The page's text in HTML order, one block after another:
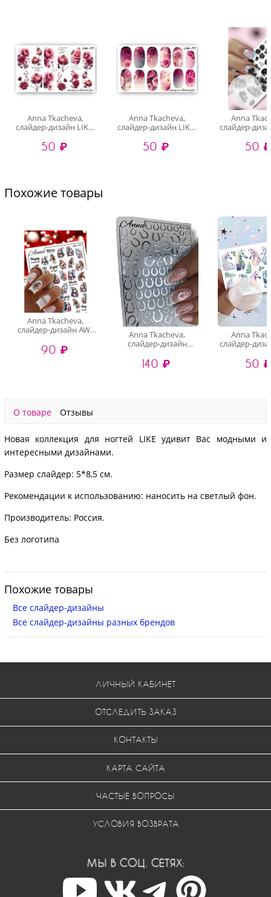
Anna Tkacheva,
слайдер-дизайн LIKE-
50 ₽
Anna Tkacheva,
слайдер-дизайн LIKE-
50 ₽
Anna
слайдер-
50 ₽
Похожие товары
Anna Tkacheva,
слайдер-дизайн AW-
90 ₽
Anna Tkacheva,
слайдер-дизайн
MTL-260
140 ₽
Anna
слайдер-
50 ₽
О товаре Отзывы
Новая коллекция для ногтей LIKE удивит Вас модными и
интересными дизайнами.
Размер слайдер: 5*8,5 см.
Рекомендации к использованию: наносить на светлый фон.
Производитель: Россия.
Без логотипа
Похожие товары
Все слайдер-дизайны
Все слайдер-дизайны разных брендов
ЛИЧНЫЙ КАБИНЕТ
ОТСЛЕДИТЬ ЗАКАЗ
КОНТАКТЫ
КАРТА САЙТА
ЧАСТЫЕ ВОПРОСЫ
УСЛОВИЯ ВОЗВРАТА
МЫ В СОЦ. СЕТЯХ: